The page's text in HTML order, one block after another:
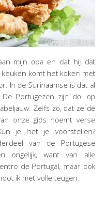
mijn opa en dat hij dat
komt het koken met
In de Surinaamse is dat al
Portugezen zijn dol op
Zelfs zo, dat ze de
onze gids noemt verse
je het je voorstellen?
van de Portugese
ongelijk, want van alle
de Portugal, maar ook
ik met volle teugen.